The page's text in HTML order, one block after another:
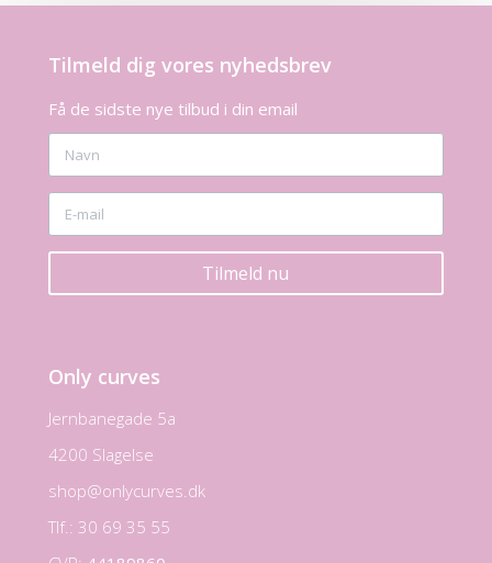
Tilmeld dig vores nyhedsbrev
Få de sidste nye tilbud i din email
Tilmeld nu
Only curves
Jernbanegade 5a
4200 Slagelse
shop@onlycurves.dk
Tlf.: 30 69 35 55